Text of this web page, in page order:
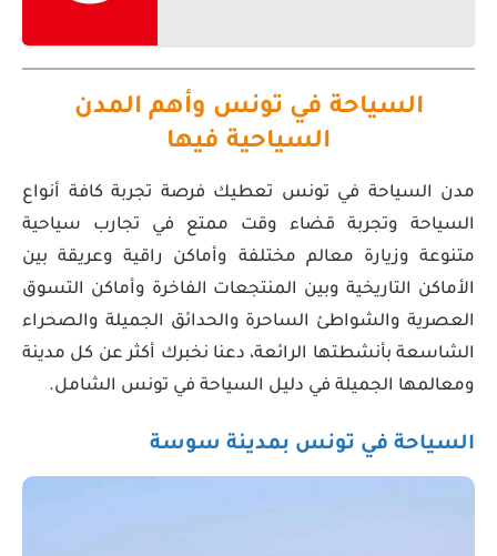
السياحة في تونس وأهم المدن
السياحية فيها
مدن السياحة في تونس تعطيك فرصة تجربة كافة أنواع
السياحة وتجربة قضاء وقت ممتع في تجارب سياحية
متنوعة وزيارة معالم مختلفة وأماكن راقية وعريقة بين
الأماكن التاريخية وبين المنتجعات الفاخرة وأماكن التسوق
العصرية والشواطئ الساحرة والحدائق الجميلة والصحراء
الشاسعة بأنشطتها الرائعة، دعنا نخبرك أكثر عن كل مدينة
ومعالمها الجميلة في دليل السياحة في تونس الشامل.
السياحة في تونس بمدينة سوسة